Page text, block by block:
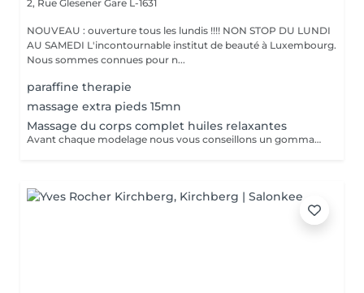
2, Rue Glesener Gare L-1631
NOUVEAU : ouverture tous les lundis !!!! NON STOP DU LUNDI
AU SAMEDI L'incontournable institut de beauté à Luxembourg.
Nous sommes connues pour n...
paraffine therapie
massage extra pieds 15mn
Massage du corps complet huiles relaxantes
Avant chaque modelage nous vous conseillons un gommage du corps peau de velours qui rendra votre peau toute douce. Le modelage est réalise par des personnes diplômées